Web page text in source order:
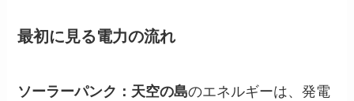
最初に見る電力の流れ
ソーラーパンク：天空の島のエネルギーは、発電